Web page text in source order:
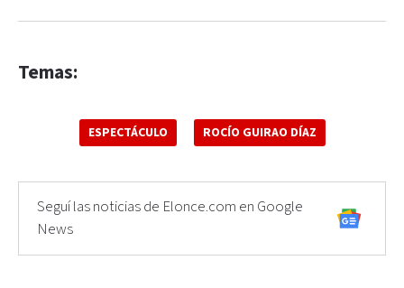
Temas:
ESPECTÁCULO ROCÍO GUIRAO DÍAZ
Seguí las noticias de Elonce.com en Google
News